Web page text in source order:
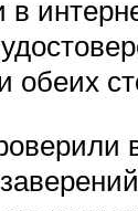
обеих